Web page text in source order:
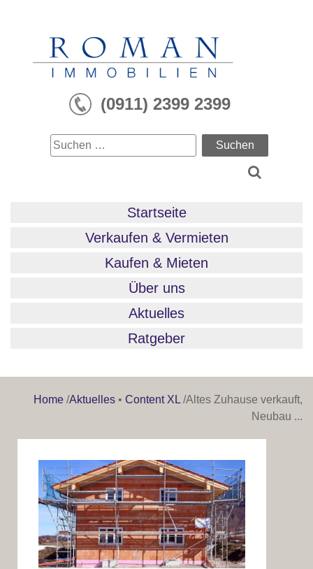
(0911) 2399 2399
Suchen
nach:
Startseite
Verkaufen & Vermieten
Kaufen & Mieten
Über uns
Aktuelles
Ratgeber
Home /Aktuelles • Content XL /Altes Zuhause verkauft,
Neubau ...